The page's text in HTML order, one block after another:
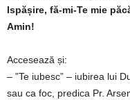
Ispășire, fă-mi-Te mie
Amin!
Accesează și:
– ”Te iubesc” – iubirea lui
sau ca foc, predica Pr.